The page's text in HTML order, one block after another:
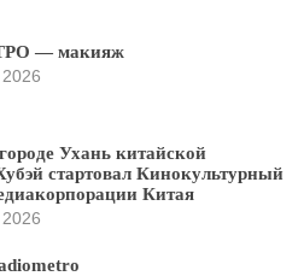
— макияж
Ухань китайской
стартовал Кинокультурный
Китая